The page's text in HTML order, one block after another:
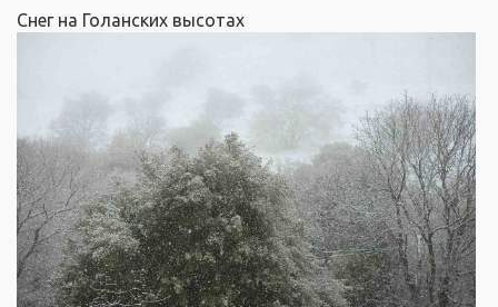
Снег на Голанских высотах